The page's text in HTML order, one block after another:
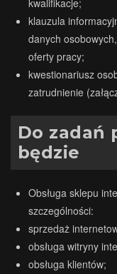
kwalifikacje;
klauzula
danych
oferty pracy;
kwestionariusz
zatrudnienie
Do zadań
będzie
Obsługa sklepu
szczególności:
sprzedaż
obsługa witryny
obsługa klientów;